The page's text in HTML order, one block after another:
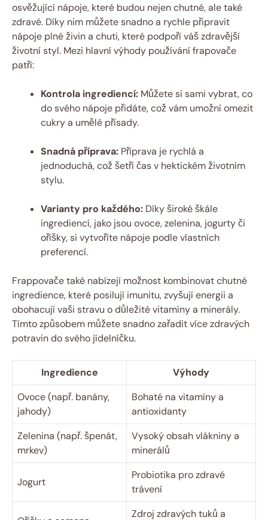
osvěžující nápoje, které budou nejen chutné, ale také
zdravé. Díky nim můžete snadno a rychle připravit
nápoje plné živin a chuti, které podpoří váš zdravější
životní styl. Mezi hlavní výhody používání frapovače
patří:
Kontrola ingrediencí: Můžete si sami vybrat, co
do svého nápoje přidáte, což vám umožní omezit
cukry a umělé přísady.
Snadná příprava: Příprava je rychlá a
jednoduchá, což šetří čas v hektickém životním
stylu.
Varianty pro každého: Díky široké škále
ingrediencí, jako jsou ovoce, zelenina, jogurty či
oříšky, si vytvoříte nápoje podle vlastních
preferencí.
Frappovače také nabízejí možnost kombinovat chutné
ingredience, které posilují imunitu, zvyšují energii a
obohacují vaši stravu o důležité vitamíny a minerály.
Tímto způsobem můžete snadno zařadit více zdravých
potravin do svého jídelníčku.
Ingredience
Výhody
Ovoce (např. banány,
jahody)
Bohaté na vitamíny a
antioxidanty
Zelenina (např. špenát,
mrkev)
Vysoký obsah vlákniny a
minerálů
Jogurt
Probiotika pro zdravé
trávení
Zdroj zdravých tuků a